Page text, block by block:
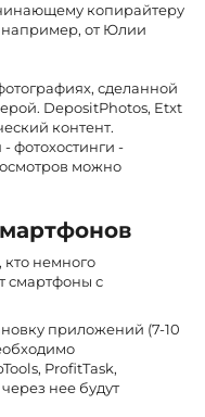
копирайтеру
например, от Юлии
сделанной
DepositPhotos, Etxt
контент.
фотохостинги -
можно
немного
смартфоны с
приложений (7-10
ProfitTask,
нее будут